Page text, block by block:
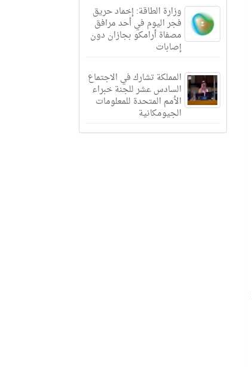
وزارة الطاقة: إخماد حريق
فجر اليوم في أحد مرافق
مصفاة أرامكو بجازان دون
إصابات
المملكة تشارك في الاجتماع
السادس عشر للجنة خبراء
الأمم المتحدة للمعلومات
الجيومكانية